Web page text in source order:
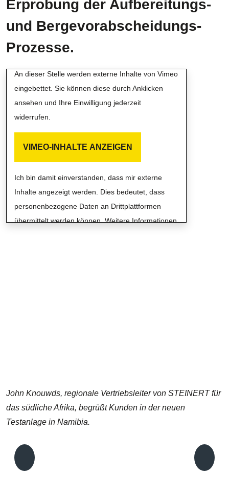
Erprobung der Aufbereitungs-
und Bergevorabscheidungs-
Prozesse.
An dieser Stelle werden externe Inhalte von Vimeo
eingebettet. Sie können diese durch Anklicken
ansehen und Ihre Einwilligung jederzeit
widerrufen.
VIMEO-INHALTE ANZEIGEN
Ich bin damit einverstanden, dass mir externe
Inhalte angezeigt werden. Dies bedeutet, dass
personenbezogene Daten an Drittplattformen
übermittelt werden können. Weitere Informationen
John Knouwds, regionale Vertriebsleiter von STEINERT für
das südliche Afrika, begrüßt Kunden in der neuen
Testanlage in Namibia.